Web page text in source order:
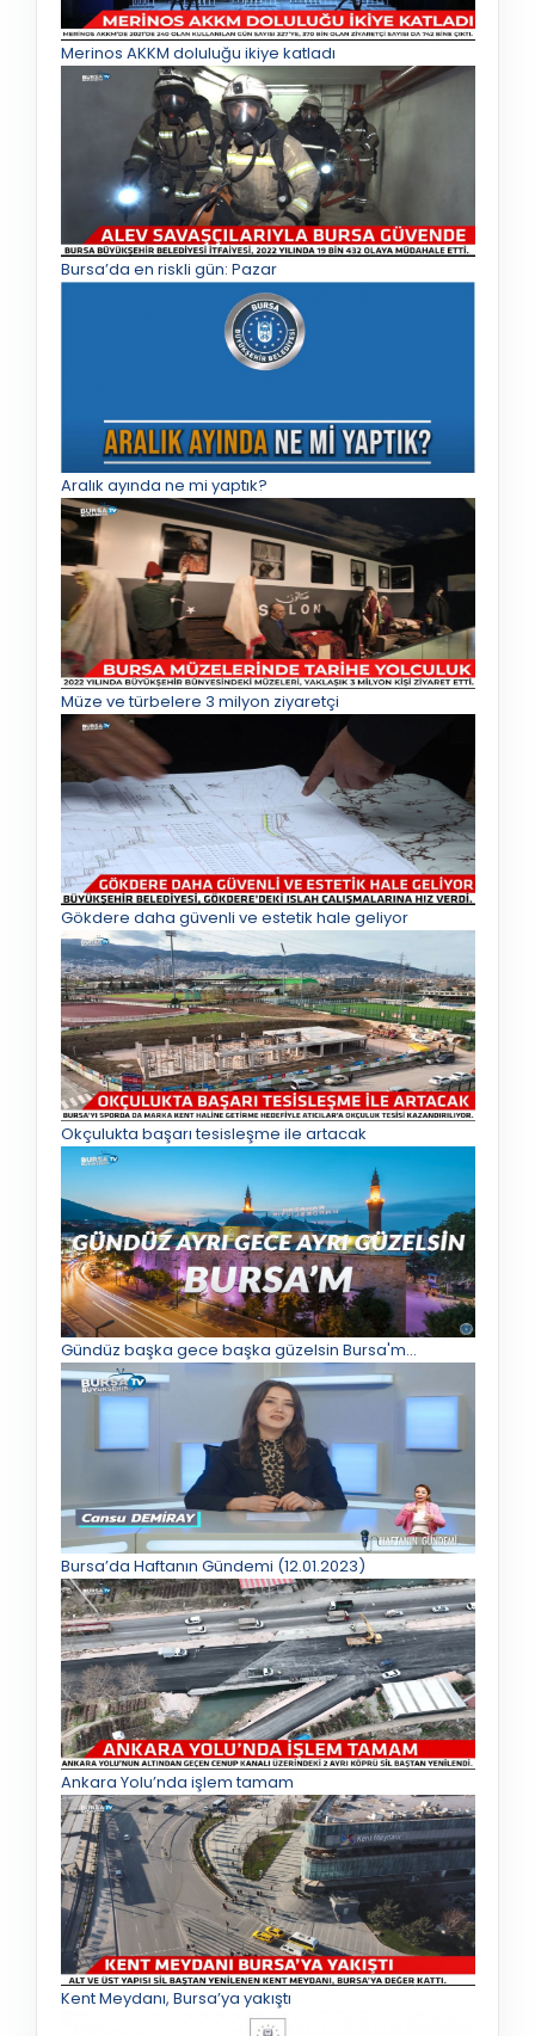
Merinos AKKM doluluğu ikiye katladı
Bursa’da en riskli gün: Pazar
Aralık ayında ne mi yaptık?
Müze ve türbelere 3 milyon ziyaretçi
Gökdere daha güvenli ve estetik hale geliyor
Okçulukta başarı tesisleşme ile artacak
Gündüz başka gece başka güzelsin Bursa'm...
Bursa’da Haftanın Gündemi (12.01.2023)
Ankara Yolu’nda işlem tamam
Kent Meydanı, Bursa’ya yakıştı